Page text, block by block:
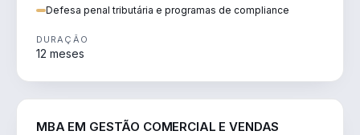
Defesa penal tributária e programas de compliance
DURAÇÃO
12 meses
MBA EM GESTÃO COMERCIAL E VENDAS